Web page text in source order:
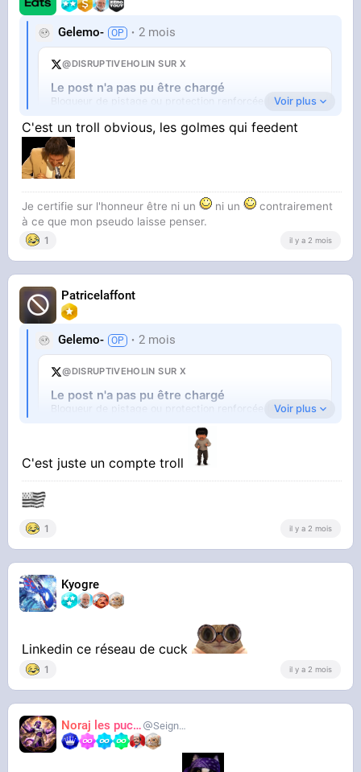
Gelemo- 2 mois
@DISRUPTIVEHOLIN SUR X
Le post n'a pas pu être chargé
Bloqueur de pistage ou protection renforcée (Firefox).
Ouvrir sur X↗
Ayaaa ce gros pigeon de compet
Voir plus
C'est un troll obvious, les golmes qui feedent
Je certifie sur l'honneur être ni un ni un
contrairement
à ce que mon pseudo laisse penser.
1 il y a 2 mois
Patricelaffont
Gelemo- 2 mois
@DISRUPTIVEHOLIN SUR X
Le post n'a pas pu être chargé
Bloqueur de pistage ou protection renforcée (Firefox).
Ayaaa ce gros pigeon de compet
Voir plus
C'est juste un compte troll
1 il y a 2 mois
Kyogre
Linkedin ce réseau de cuck
1 il y a 2 mois
Noraj les pucix SeigneurCooler